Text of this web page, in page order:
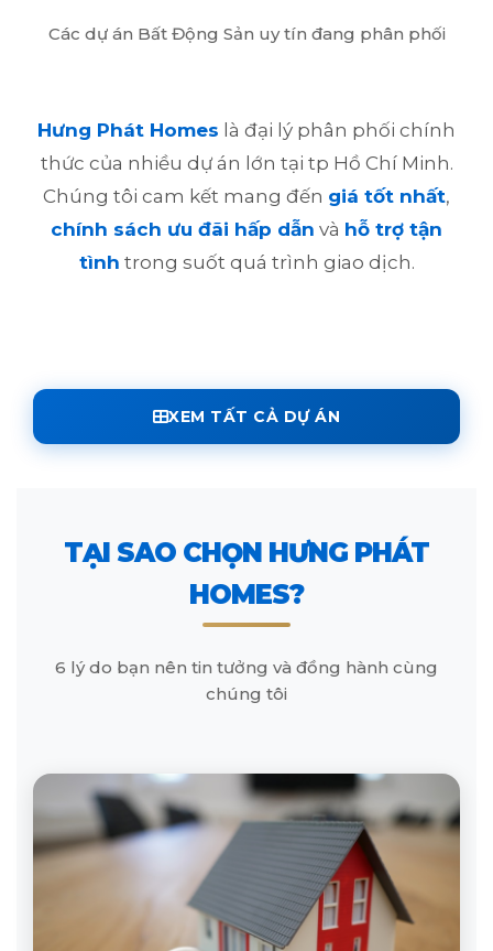
Các dự án Bất Động Sản uy tín đang phân phối
Hưng Phát Homes là đại lý phân phối chính
thức của nhiều dự án lớn tại tp Hồ Chí Minh.
Chúng tôi cam kết mang đến giá tốt nhất,
chính sách ưu đãi hấp dẫn và hỗ trợ tận
tình trong suốt quá trình giao dịch.
XEM TẤT CẢ DỰ ÁN
TẠI SAO CHỌN HƯNG PHÁT
HOMES?
6 lý do bạn nên tin tưởng và đồng hành cùng
chúng tôi